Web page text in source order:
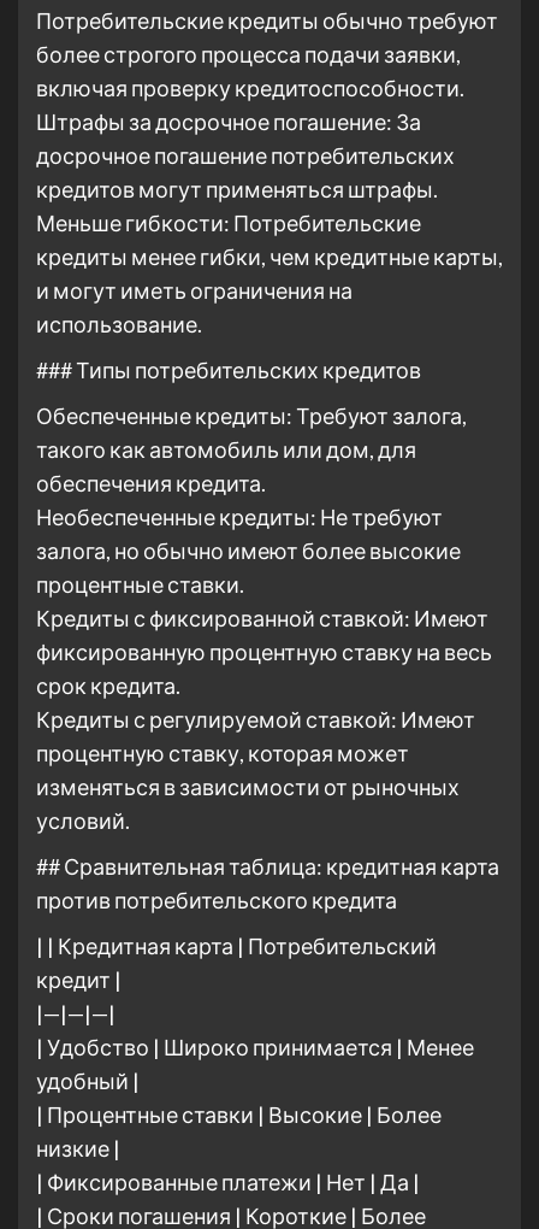
Потребительские кредиты обычно требуют
более строгого процесса подачи заявки,
включая проверку кредитоспособности.
Штрафы за досрочное погашение: За
досрочное погашение потребительских
кредитов могут применяться штрафы.
Меньше гибкости: Потребительские
кредиты менее гибки, чем кредитные карты,
и могут иметь ограничения на
использование.
### Типы потребительских кредитов
Обеспеченные кредиты: Требуют залога,
такого как автомобиль или дом, для
обеспечения кредита.
Необеспеченные кредиты: Не требуют
залога, но обычно имеют более высокие
процентные ставки.
Кредиты с фиксированной ставкой: Имеют
фиксированную процентную ставку на весь
срок кредита.
Кредиты с регулируемой ставкой: Имеют
процентную ставку, которая может
изменяться в зависимости от рыночных
условий.
## Сравнительная таблица: кредитная карта
против потребительского кредита
| | Кредитная карта | Потребительский
кредит |
|—|—|—|
| Удобство | Широко принимается | Менее
удобный |
| Процентные ставки | Высокие | Более
низкие |
| Фиксированные платежи | Нет | Да |
| Сроки погашения | Короткие | Более